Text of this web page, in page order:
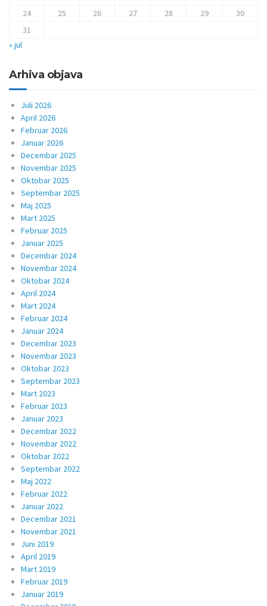
24
25 26 27 28 29
30
31
« jul
Arhiva objava
Juli 2026
April 2026
Februar 2026
Januar 2026
Decembar 2025
Novembar 2025
Oktobar 2025
Septembar 2025
Maj 2025
Mart 2025
Februar 2025
Januar 2025
Decembar 2024
Novembar 2024
Oktobar 2024
April 2024
Mart 2024
Februar 2024
Januar 2024
Decembar 2023
Novembar 2023
Oktobar 2023
Septembar 2023
Mart 2023
Februar 2023
Januar 2023
Decembar 2022
Novembar 2022
Oktobar 2022
Septembar 2022
Maj 2022
Februar 2022
Januar 2022
Decembar 2021
Novembar 2021
Juni 2019
April 2019
Mart 2019
Februar 2019
Januar 2019